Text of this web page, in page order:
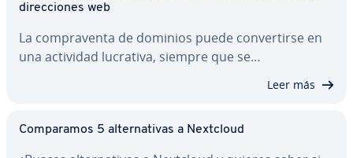
di­re­c­cio­nes web
La co­m­pra­ve­n­ta de dominios puede co­n­ve­r­ti­r­se en
una actividad lucrativa, siempre que se…
Leer más
Co­m­pa­ra­mos 5 al­te­r­na­ti­vas a Nextcloud